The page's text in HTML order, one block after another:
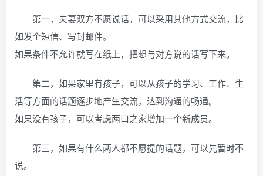
第一，夫妻双方不愿说话，可以采用其他方式交流，比
如发个短信、写封邮件。
如果条件不允许就写在纸上，把想与对方说的话写下来。
第二，如果家里有孩子，可以从孩子的学习、工作、生
活等方面的话题逐步地产生交流，达到沟通的畅通。
如果没有孩子，可以考虑两口之家增加一个新成员。
第三，如果有什么两人都不愿提的话题，可以先暂时不
说。